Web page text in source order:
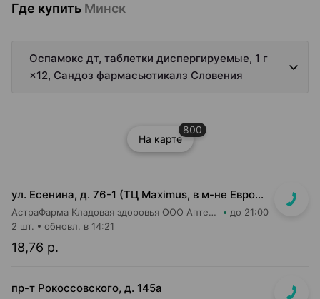
Где купить Минск
Оспамокс дт, таблетки диспергируемые, 1 г
×12, Сандоз фармасьютикалз Словения
На карте
800
ул. Есенина, д. 76-1 (ТЦ Maximus, в м-не Евроопт Super)
АстраФарма Кладовая здоровья ООО Аптека №9 до 21:00
18,76 р.
2 шт. обновл. в 14:21
пр-т Рокоссовского, д. 145а